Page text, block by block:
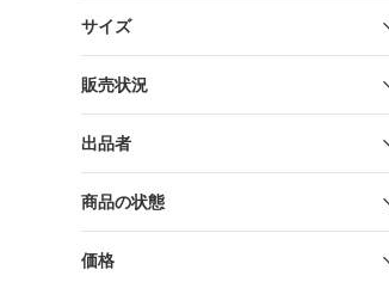
サイズ
販売状況
出品者
商品の状態
価格